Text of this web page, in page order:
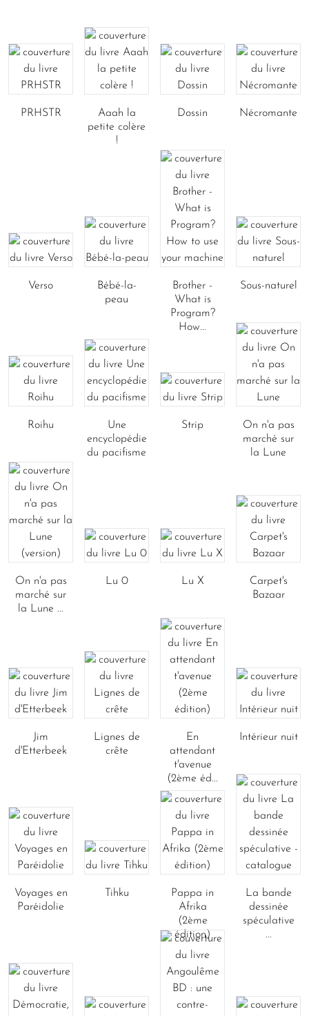
PRHSTR
Aaah la
petite colère
!
Dossin Nécromante
Verso
Bébé-la-
peau
Brother -
What is
Program?
How...
Sous-naturel
Roihu
Une
encyclopédie
du pacifisme
Strip
On n'a pas
marché sur
la Lune
On n'a pas
marché sur
la Lune ...
Lu 0 Lu X
Carpet's
Bazaar
Jim
d'Etterbeek
Lignes de
crête
En
attendant
t'avenue
(2ème éd...
Intérieur nuit
Voyages en
Paréidolie
Tihku
Pappa in
Afrika
(2ème
édition)
La bande
dessinée
spéculative
...